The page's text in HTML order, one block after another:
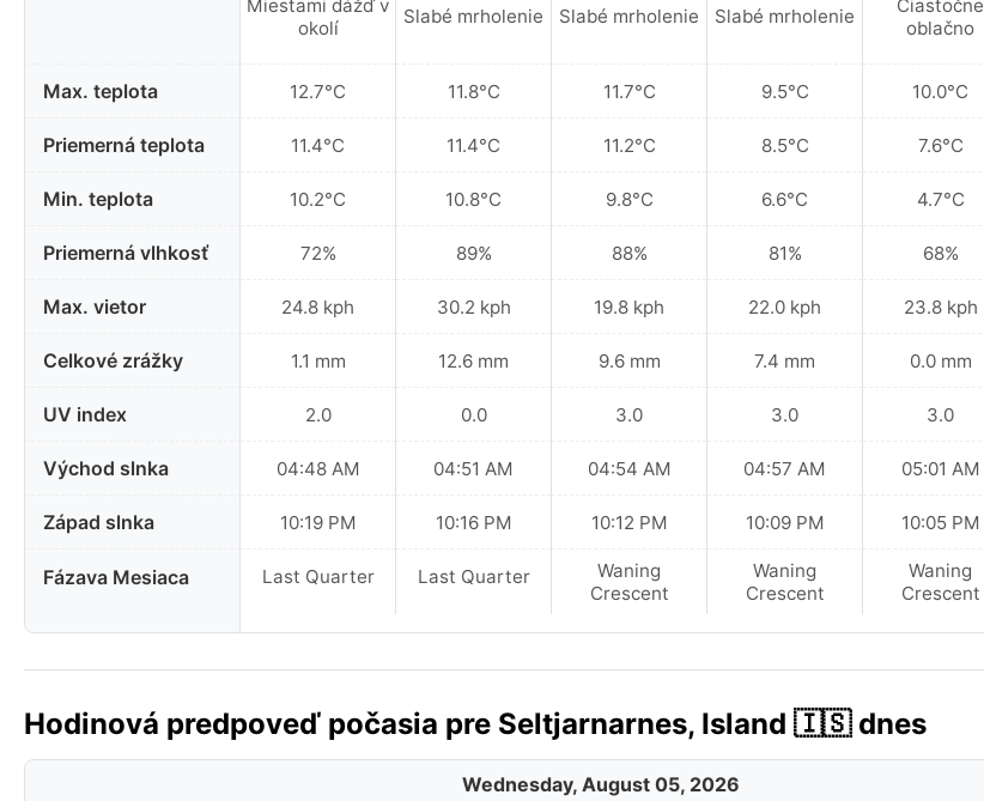
Max. teplota
Priemerná teplota
Min. teplota
Priemerná vlhkosť
Max. vietor
Celkové zrážky
UV index
Východ slnka
Západ slnka
Fázava Mesiaca
Miestami dážď v
okolí
12.7°C
11.4°C
10.2°C
72%
24.8 kph
1.1 mm
2.0
04:48 AM
10:19 PM
Last Quarter
Slabé mrholenie
11.8°C
11.4°C
10.8°C
89%
30.2 kph
12.6 mm
0.0
04:51 AM
10:16 PM
Last Quarter
Slabé mrholenie
11.7°C
11.2°C
9.8°C
88%
19.8 kph
9.6 mm
3.0
04:54 AM
10:12 PM
Waning
Crescent
Slabé mrholenie
9.5°C
8.5°C
6.6°C
81%
22.0 kph
7.4 mm
3.0
04:57 AM
10:09 PM
Waning
Crescent
Čiastočne
oblačno
10.0°C
7.6°C
4.7°C
68%
23.8 kph
0.0 mm
3.0
05:01 AM
10:05 PM
Waning
Crescent
Hodinová predpoveď počasia pre Seltjarnarnes, Island 🇮🇸 dnes
Wednesday, August 05, 2026